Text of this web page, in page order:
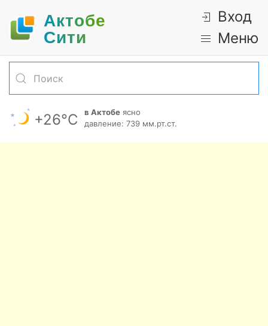
Актобе
Cити
Вход
Меню
+26°С в Актобе ясно
давление: 739 мм.рт.ст.